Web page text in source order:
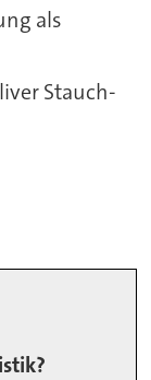
als
Stauch-